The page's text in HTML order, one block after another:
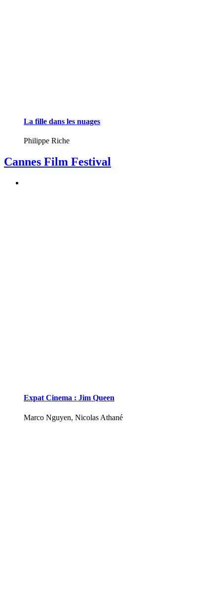
La fille dans les nuages
Philippe Riche
Cannes Film Festival
Expat Cinema : Jim Queen
Marco Nguyen, Nicolas Athané